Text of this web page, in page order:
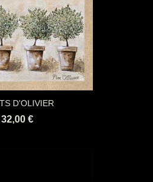
D'OLIVIER
32,00 €